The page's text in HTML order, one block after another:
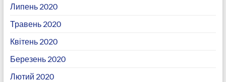
Липень 2020
Травень 2020
Квітень 2020
Березень 2020
Лютий 2020